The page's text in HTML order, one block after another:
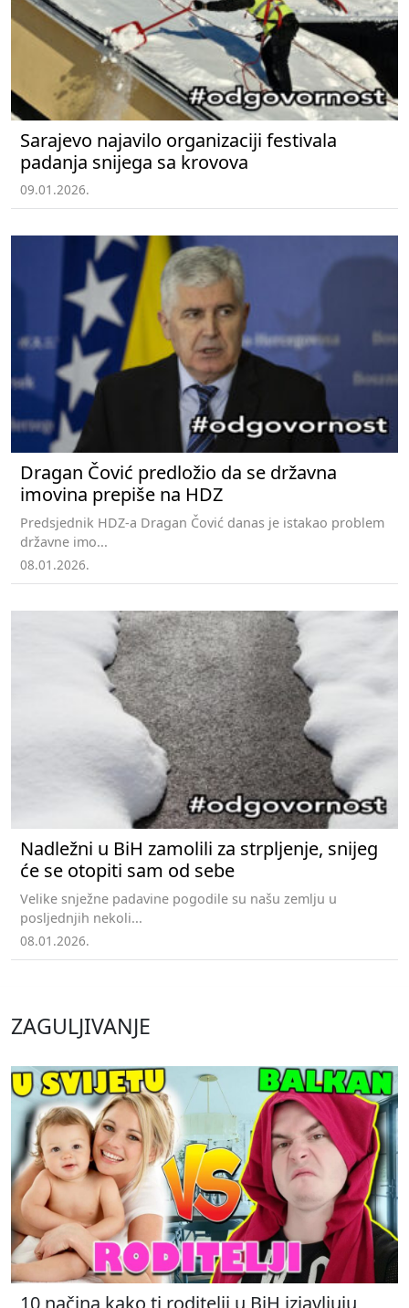
Sarajevo najavilo organizaciji festivala
padanja snijega sa krovova
09.01.2026.
Dragan Čović predložio da se državna
imovina prepiše na HDZ
Predsjednik HDZ-a Dragan Čović danas je istakao problem
državne imo...
08.01.2026.
Nadležni u BiH zamolili za strpljenje, snijeg
će se otopiti sam od sebe
Velike snježne padavine pogodile su našu zemlju u
posljednjih nekoli...
08.01.2026.
ZAGULJIVANJE